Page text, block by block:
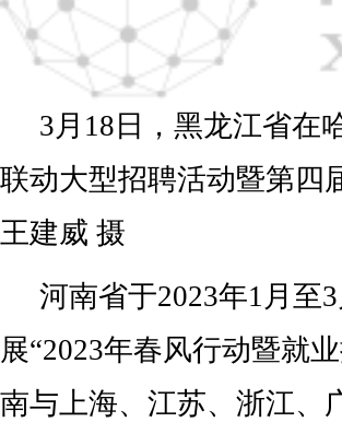
3月18日，黑龙江省在
联动大型招聘活动暨第四
王建威 摄
河南省于2023年1月至
展“2023年春风行动暨就
南与上海、江苏、浙江、